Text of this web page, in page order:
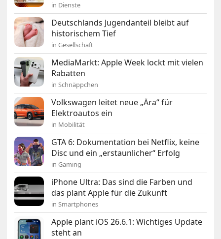
in Dienste
Deutschlands Jugendanteil bleibt auf
historischem Tief
in Gesellschaft
MediaMarkt: Apple Week lockt mit vielen
Rabatten
in Schnäppchen
Volkswagen leitet neue „Ära“ für
Elektroautos ein
in Mobilität
GTA 6: Dokumentation bei Netflix, keine
Disc und ein „erstaunlicher“ Erfolg
in Gaming
iPhone Ultra: Das sind die Farben und
das plant Apple für die Zukunft
in Smartphones
Apple plant iOS 26.6.1: Wichtiges Update
steht an